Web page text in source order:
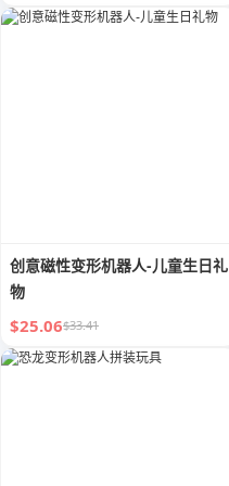
创意磁性变形机器人-儿童生日礼
物
$25.06$33.41